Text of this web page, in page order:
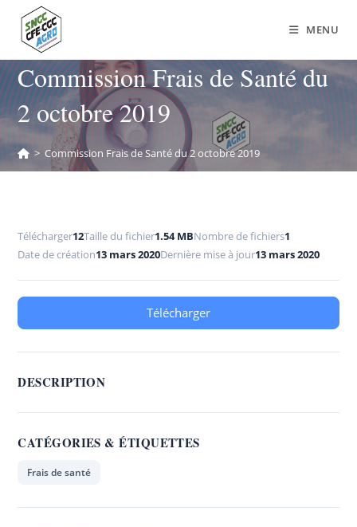
MENU
Commission Frais de Santé du
2 octobre 2019
> Commission Frais de Santé du 2 octobre 2019
Télécharger12Taille du fichier1.54 MBNombre de fichiers1
Date de création13 mars 2020Dernière mise à jour13 mars 2020
Télécharger
DESCRIPTION
CATÉGORIES & ÉTIQUETTES
Frais de santé